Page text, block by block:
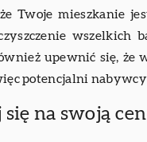
Twoje mieszkanie
wszelkich
upewnić się, że
potencjalni
na swoją